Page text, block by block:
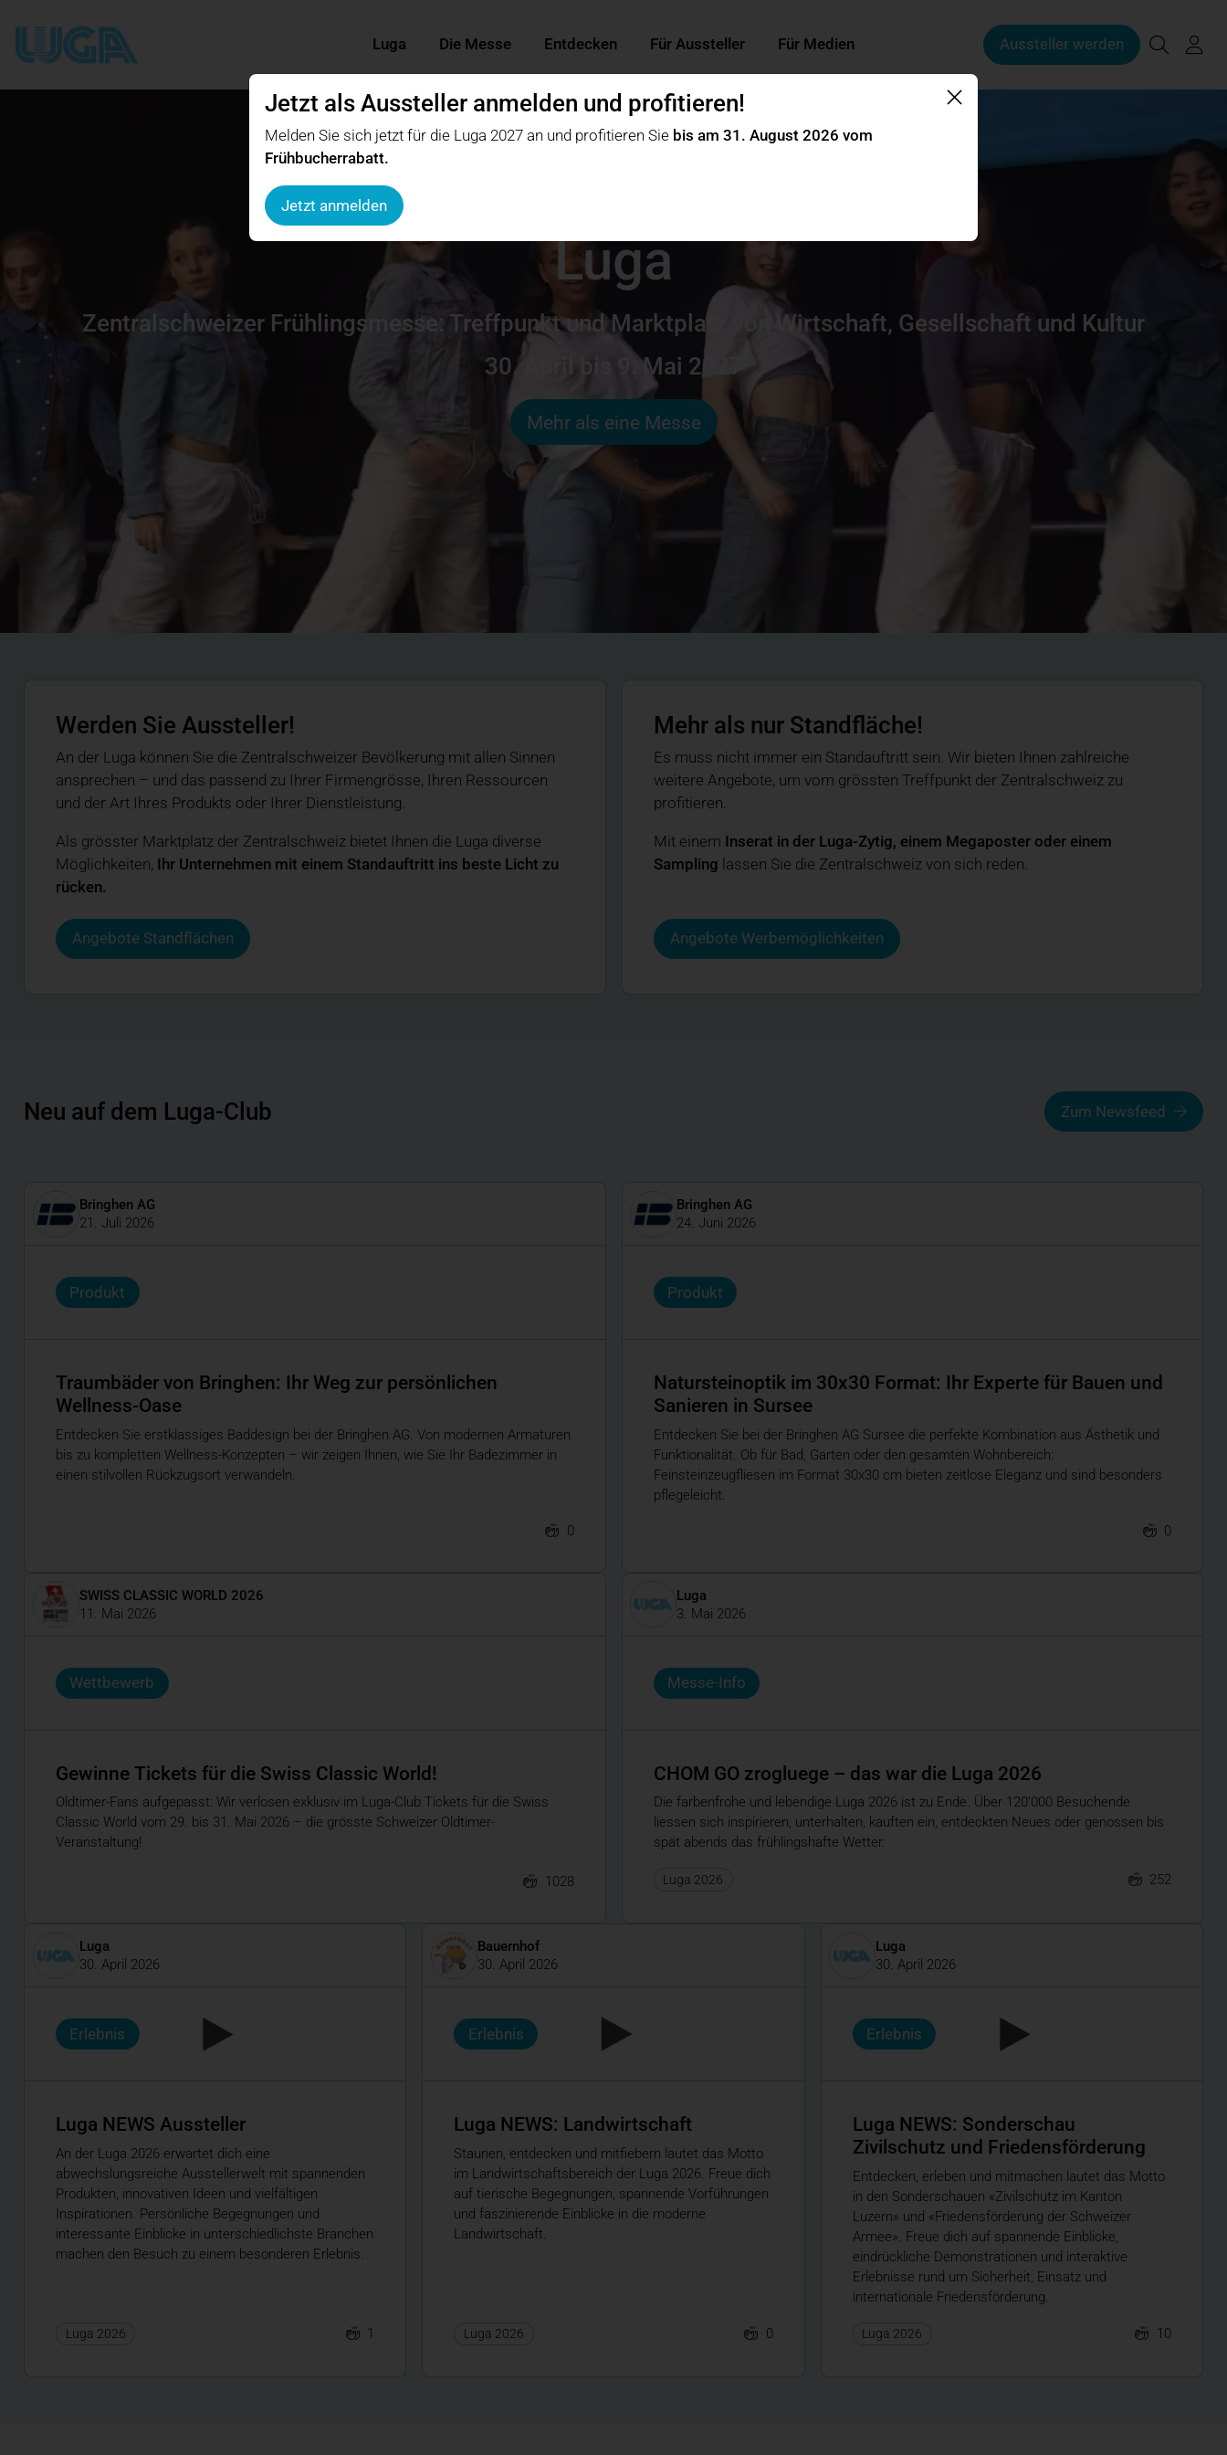
Luga Die Messe Entdecken Für Aussteller Für Medien Aussteller werden
Luga
Zentralschweizer Frühlingsmesse: Treffpunkt und Marktplatz von Wirtschaft, Gesellschaft und Kultur
30. April bis 9. Mai 2027
Mehr als eine Messe
Jetzt als Aussteller anmelden und profitieren!
Melden Sie sich jetzt für die Luga 2027 an und profitieren Sie bis am 31. August 2026 vom
Frühbucherrabatt.
Jetzt anmelden
Werden Sie Aussteller!
An der Luga können Sie die Zentralschweizer Bevölkerung mit allen Sinnen
ansprechen – und das passend zu Ihrer Firmengrösse, Ihren Ressourcen
und der Art Ihres Produkts oder Ihrer Dienstleistung.
Als grösster Marktplatz der Zentralschweiz bietet Ihnen die Luga diverse
Möglichkeiten, Ihr Unternehmen mit einem Standauftritt ins beste Licht zu
rücken.
Angebote Standflächen
Mehr als nur Standfläche!
Es muss nicht immer ein Standauftritt sein. Wir bieten Ihnen zahlreiche
weitere Angebote, um vom grössten Treffpunkt der Zentralschweiz zu
profitieren.
Mit einem ­Inserat in der Luga-Zytig, einem Megaposter oder einem
Sampling lassen Sie die Zentralschweiz von sich reden.
Angebote Werbemöglichkeiten
Neu auf dem Luga-Club Zum Newsfeed
Bringhen AG
21. Juli 2026
Produkt
Traumbäder von Bringhen: Ihr Weg zur persönlichen
Wellness-Oase
Entdecken Sie erstklassiges Baddesign bei der Bringhen AG. Von modernen Armaturen
bis zu kompletten Wellness-Konzepten – wir zeigen Ihnen, wie Sie Ihr Badezimmer in
einen stilvollen Rückzugsort verwandeln.
0
Bringhen AG
24. Juni 2026
Produkt
Natursteinoptik im 30x30 Format: Ihr Experte für Bauen und
Sanieren in Sursee
Entdecken Sie bei der Bringhen AG Sursee die perfekte Kombination aus Ästhetik und
Funktionalität. Ob für Bad, Garten oder den gesamten Wohnbereich:
Feinsteinzeugfliesen im Format 30x30 cm bieten zeitlose Eleganz und sind besonders
pflegeleicht.
0
SWISS CLASSIC WORLD 2026
11. Mai 2026
Wettbewerb
Gewinne Tickets für die Swiss Classic World!
Oldtimer-Fans aufgepasst: Wir verlosen exklusiv im Luga-Club Tickets für die Swiss
Classic World vom 29. bis 31. Mai 2026 – die grösste Schweizer Oldtimer-
Veranstaltung!
1028
Luga
3. Mai 2026
Messe-Info
CHOM GO zrogluege – das war die Luga 2026
Die farbenfrohe und lebendige Luga 2026 ist zu Ende. Über 120’000 Besuchende
liessen sich inspirieren, unterhalten, kauften ein, entdeckten Neues oder genossen bis
spät abends das frühlingshafte Wetter.
Luga 2026 252
Luga
30. April 2026
Erlebnis
Luga NEWS Aussteller
An der Luga 2026 erwartet dich eine
abwechslungsreiche Ausstellerwelt mit spannenden
Produkten, innovativen Ideen und vielfältigen
Inspirationen. Persönliche Begegnungen und
interessante Einblicke in unterschiedlichste Branchen
machen den Besuch zu einem besonderen Erlebnis.
Luga 2026 1
Bauernhof
30. April 2026
Erlebnis
Luga NEWS: Landwirtschaft
Staunen, entdecken und mitfiebern lautet das Motto
im Landwirtschaftsbereich der Luga 2026. Freue dich
auf tierische Begegnungen, spannende Vorführungen
und faszinierende Einblicke in die moderne
Landwirtschaft.
Luga 2026 0
Luga
30. April 2026
Erlebnis
Luga NEWS: Sonderschau
Zivilschutz und Friedensförderung
Entdecken, erleben und mitmachen lautet das Motto
in den Sonderschauen «Zivilschutz im Kanton
Luzern» und «Friedensförderung der Schweizer
Armee». Freue dich auf spannende Einblicke,
eindrückliche Demonstrationen und interaktive
Erlebnisse rund um Sicherheit, Einsatz und
internationale Friedensförderung.
Luga 2026 10